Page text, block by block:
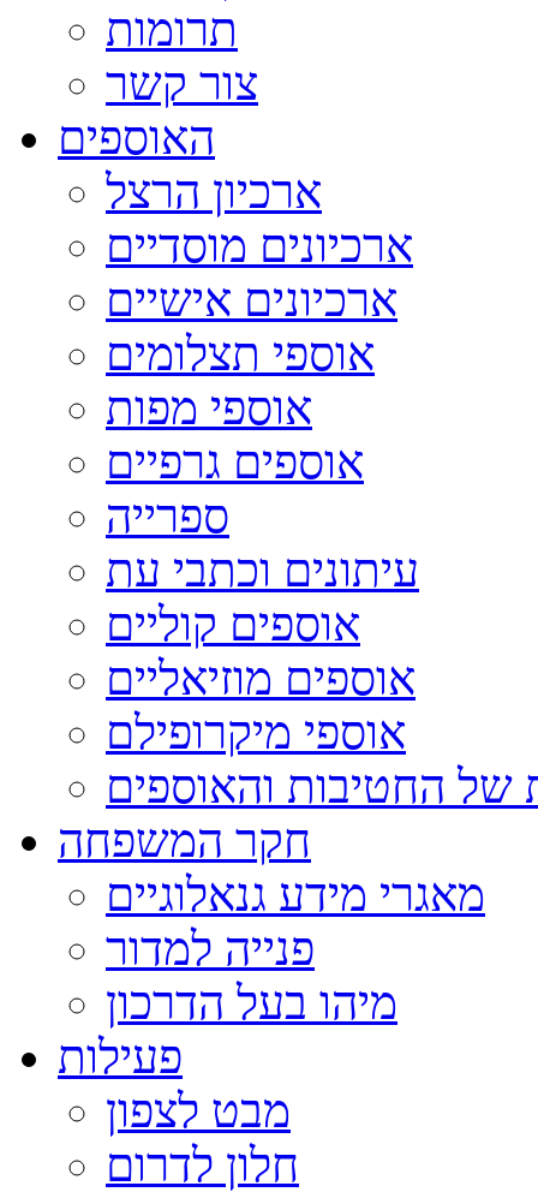
תרומות
צור קשר
האוספים
ארכיון הרצל
ארכיונים מוסדיים
ארכיונים אישיים
אוספי תצלומים
אוספי מפות
אוספים גרפיים
ספרייה
עיתונים וכתבי עת
אוספים קוליים
אוספים מוזיאליים
אוספי מיקרופילם
של החטיבות והאוספים
חקר המשפחה
מאגרי מידע גנאלוגיים
פנייה למדור
מיהו בעל הדרכון
פעילות
מבט לצפון
חלון לדרום